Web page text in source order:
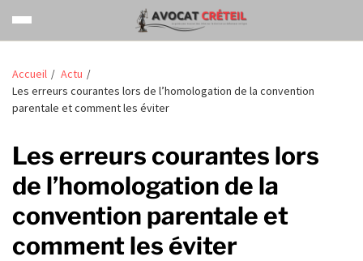
Accueil
Actu
Les erreurs courantes lors de l’homologation de la convention
parentale et comment les éviter
Les erreurs courantes lors
de l’homologation de la
convention parentale et
comment les éviter